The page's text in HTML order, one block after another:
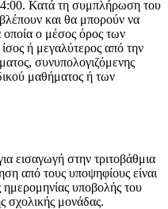
Κατά τη συμπλήρωση του
και θα μπορούν να
οποία ο μέσος όρος των
ή μεγαλύτερος από την
συνυπολογιζόμενης
μαθήματος ή των
εισαγωγή στην τριτοβάθμια
από τους υποψηφίους είναι
ημερομηνίας υποβολής του
μονάδας.